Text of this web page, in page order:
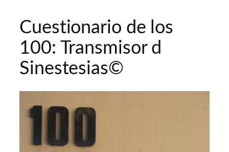
Cuestionario de los
100: Transmisor d
Sinestesias©